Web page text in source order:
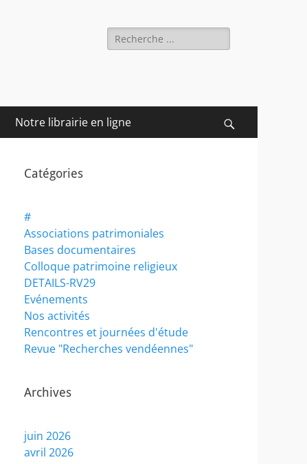
Rechercher :
Notre librairie en ligne
Catégories
#
Associations patrimoniales
Bases documentaires
Colloque patrimoine religieux
DETAILS-RV29
Evénements
Nos activités
Rencontres et journées d'étude
Revue "Recherches vendéennes"
Archives
juin 2026
avril 2026